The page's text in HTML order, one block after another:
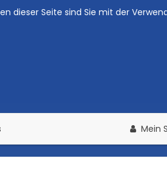
dieser Seite sind Sie mit der
Mein